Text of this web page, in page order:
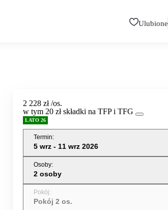
Ulubione
2 228 zł/os.
w tym 20 zł składki na TFP i TFG
LATO 26
Termin:
5 wrz - 11 wrz 2026
Osoby:
2 osoby
Pokój:
Pokój 2 os.